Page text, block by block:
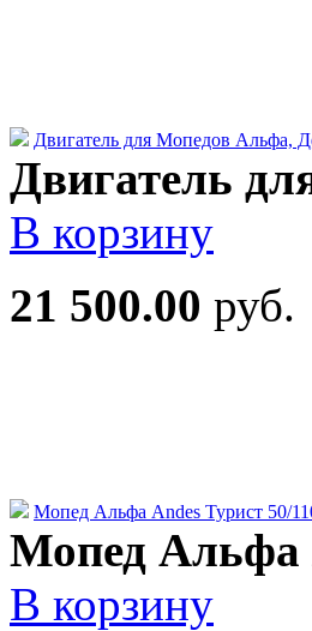
Двигатель для Мопедов Альфа,
Двигатель
В корзину
21 500.00 руб.
Мопед Альфа Andes Турист 50/
Мопед Альфа
В корзину